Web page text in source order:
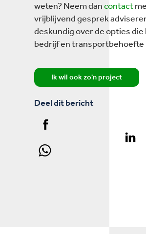
weten? Neem dancontact
vrijblijvend gesprek
deskundig over de opties
bedrijf en transportbehoefte
Ik wil ook zo'n project
Deel dit bericht